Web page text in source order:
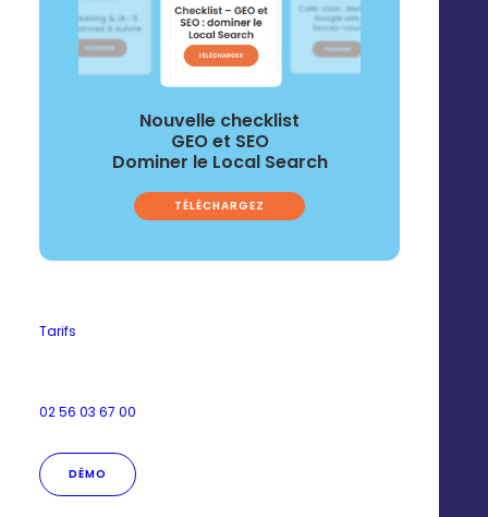
Nouvelle checklist
GEO et SEO
Dominer le Local Search
TÉLÉCHARGEZ
Tarifs
02 56 03 67 00
DÉMO
Opération
centralisée
Lancez des publicités pour tout votre